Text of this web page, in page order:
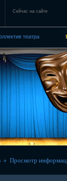
Сейчас на сайте
театра
» Просмотр